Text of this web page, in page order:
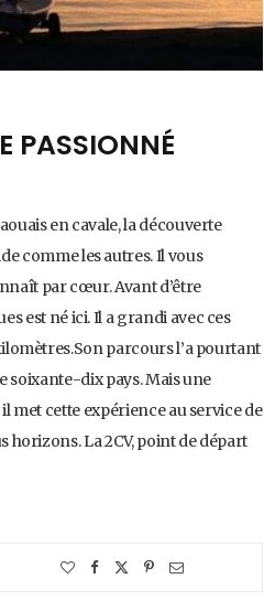
PASSIONNÉ
en cavale, la découverte
comme les autres. Il vous
par cœur. Avant d’être
est né ici. Il a grandi avec ces
parcours l’a pourtant
soixante-dix pays. Mais une
met cette expérience au service de
La 2CV, point de départ